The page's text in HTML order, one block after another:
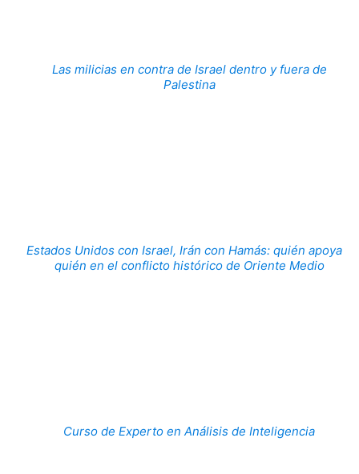
Las milicias en contra de Israel dentro y fuera de
Palestina
Estados Unidos con Israel, Irán con Hamás: quién apoya a
quién en el conflicto histórico de Oriente Medio
Curso de Experto en Análisis de Inteligencia